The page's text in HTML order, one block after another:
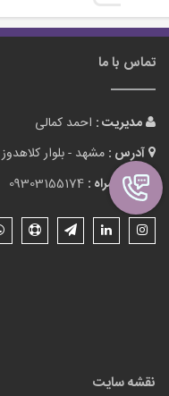
تماس با ما
مدیریت : احمد کمالی
آدرس : مشهد - بلوار کلاهدوز 46 - قاضی طباطبایی 14 - پلاک 1
تلفن همراه : 09303155174
نقشه سایت